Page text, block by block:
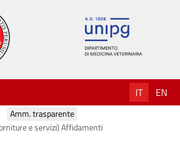
IT EN
Amm. trasparente
e servizi) Affidamenti